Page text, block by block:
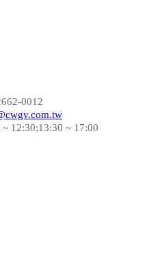
0012
12:30;13:30 ~ 17:00